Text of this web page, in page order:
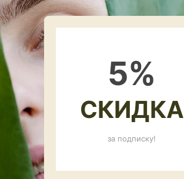
5%
СКИДКА
за подписку!